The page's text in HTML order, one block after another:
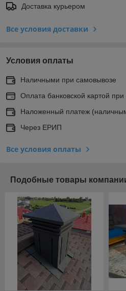
Доставка курьером
Все условия доставки
Условия оплаты
Наличными при самовывозе
Оплата банковской картой
Наложенный платеж
Через ЕРИП
Все условия оплаты
Подобные товары